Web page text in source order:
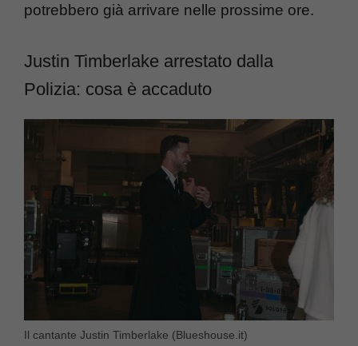
potrebbero già arrivare nelle prossime ore.
Justin Timberlake arrestato dalla
Polizia: cosa è accaduto
Il cantante Justin Timberlake (Blueshouse.it)